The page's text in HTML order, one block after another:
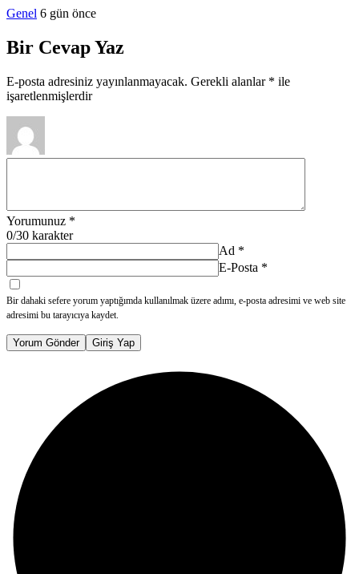
Genel 6 gün önce
Bir Cevap Yaz
E-posta adresiniz yayınlanmayacak. Gerekli alanlar * ile
işaretlenmişlerdir
Yorumunuz *
0/30 karakter
Ad *
E-Posta *
Bir dahaki sefere yorum yaptığımda kullanılmak üzere adımı, e-posta adresimi ve web site
adresimi bu tarayıcıya kaydet.
Yorum Gönder Giriş Yap